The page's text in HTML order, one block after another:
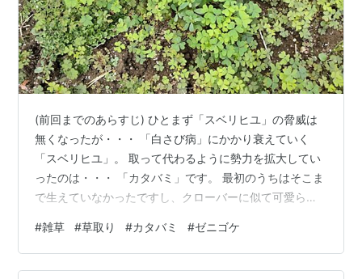
(前回までのあらすじ) ひとまず「スベリヒユ」の脅威は
無くなったが・・・ 「白さび病」にかかり衰えていく
「スベリヒユ」。 取って代わるように勢力を拡大してい
ったのは・・・ 「カタバミ」です。 最初のうちはそこま
で生えていなかったですし、クローバーに似て可愛らし
という間にあちこちに広がっていきました。 これ以上放
っておくわけにもいかないので、草取りのターゲットを
「カタバミ」に変更しました。 あと、何気に「ゼニゴ
#雑草 #草取り #カタバミ #ゼニゴケ